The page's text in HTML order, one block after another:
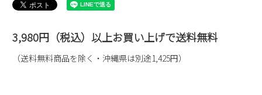
3,980円（税込）以上お買い上げで送料無料
（送料無料商品を除く・沖縄県は別途1,425円）